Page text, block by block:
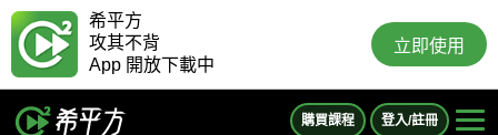
希平方
攻其不背
App 開放下載中
立即使用
購買課程 登入/註冊